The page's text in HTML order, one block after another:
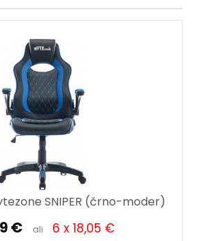
SNIPER (črno-moder)
€ ali 6 x 18,05 €